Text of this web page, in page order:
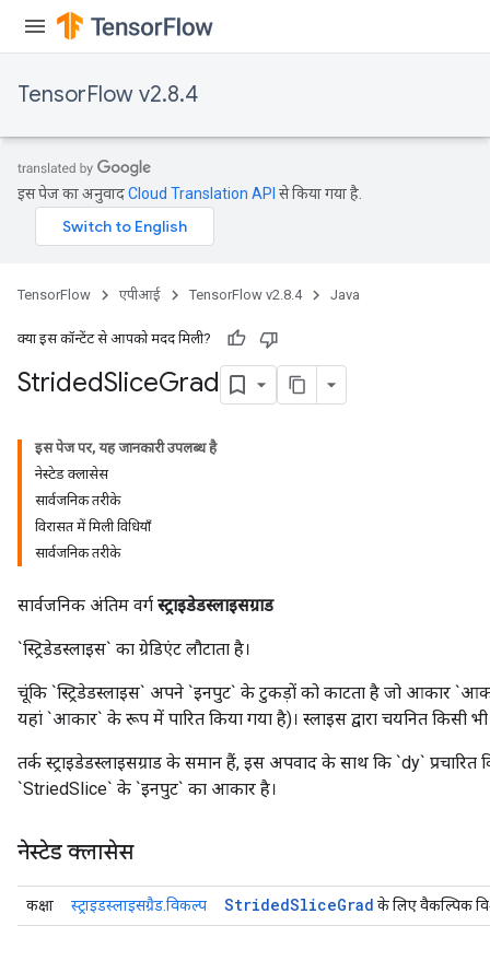
TensorFlow v2.8.4
इस पेज का अनुवादCloud Translation API से किया गया है.
TensorFlow एपीआई TensorFlow v2.8.4 Java
क्या इस कॉन्टेंट से आपको मदद मिली?
StridedSliceGrad
इस पेज पर, यह जानकारी उपलब्ध है
नेस्टेड क्लासेस
सार्वजनिक तरीके
विरासत में मिली विधियाँ
सार्वजनिक तरीके
सार्वजनिक अंतिम वर्ग स्ट्राइडेडस्लाइसग्राड
`स्ट्रिडेडस्लाइस` का ग्रेडिएंट लौटाता है।
चूंकि `स्ट्रिडेडस्लाइस` अपने `इनपुट` के टुकड़ों को काटता है जो आकार
यहां `आकार` के रूप में पारित किया गया है)। स्लाइस द्वारा चयनित किसी भी
तर्क स्ट्राइडेडस्लाइसग्राड के समान हैं, इस अपवाद के साथ कि `dy`
`StriedSlice` के `इनपुट` का आकार है।
नेस्टेड क्लासेस
कक्षा स्ट्राइडस्लाइसग्रैड.विकल्प StridedSliceGrad के लिए वैकल्पिक